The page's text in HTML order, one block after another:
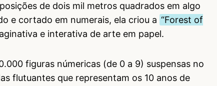
de dois mil metros quadrados em algo
e cortado em numerais, ela criou a “Forest of
e interativa de arte em papel.
figuras númericas (de 0 a 9) suspensas no
flutuantes que representam os 10 anos de